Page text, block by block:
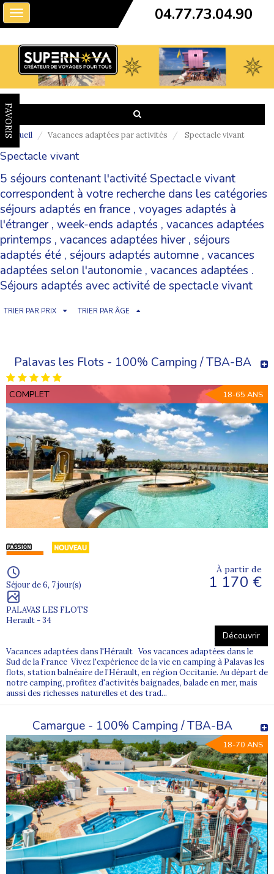
Toggle
navigation
04.77.73.04.90
FAVORIS
Accueil Vacances adaptées par activités Spectacle vivant
Spectacle vivant
5 séjours contenant l'activité Spectacle vivant
correspondent à votre recherche dans les catégories
séjours adaptés en france , voyages adaptés à
l'étranger, week-ends adaptés , vacances adaptées
printemps , vacances adaptées hiver, séjours
adaptés été , séjours adaptés automne , vacances
adaptées selon l'autonomie , vacances adaptées .
Séjours adaptés avec activité de spectacle vivant
TRIER PAR PRIX TRIER PAR ÂGE
Palavas les Flots - 100% Camping / TBA-BA
COMPLET 18-65 ANS
Séjour de 6, 7 jour(s)
PALAVAS LES FLOTS
Herault - 34
À partir de
1 170 €
Découvrir
Vacances adaptées dans l'Hérault Vos vacances adaptées dans le
Sud de la France Vivez l'expérience de la vie en camping à Palavas les
flots, station balnéaire de l’Hérault, en région Occitanie. Au départ de
notre camping, profitez d'activités baignades, balade en mer, mais
aussi des richesses naturelles et des trad...
Camargue - 100% Camping / TBA-BA
18-70 ANS